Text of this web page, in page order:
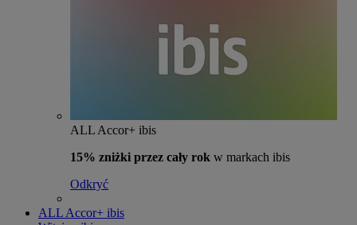
ALL Accor+ ibis
15% zniżki przez cały rok w markach ibis
Odkryć
ALL Accor+ ibis